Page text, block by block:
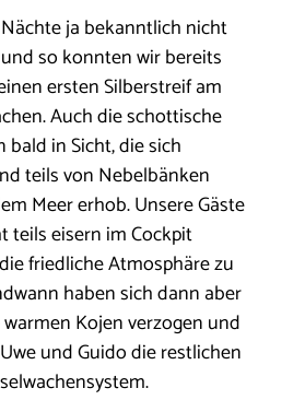
ja bekanntlich nicht
so konnten wir bereits
ersten Silberstreif am
Auch die schottische
bald in Sicht, die sich
teils von Nebelbänken
Meer erhob. Unsere Gäste
teils eisern im Cockpit
friedliche Atmosphäre zu
haben sich dann aber
Kojen verzogen und
und Guido die restlichen